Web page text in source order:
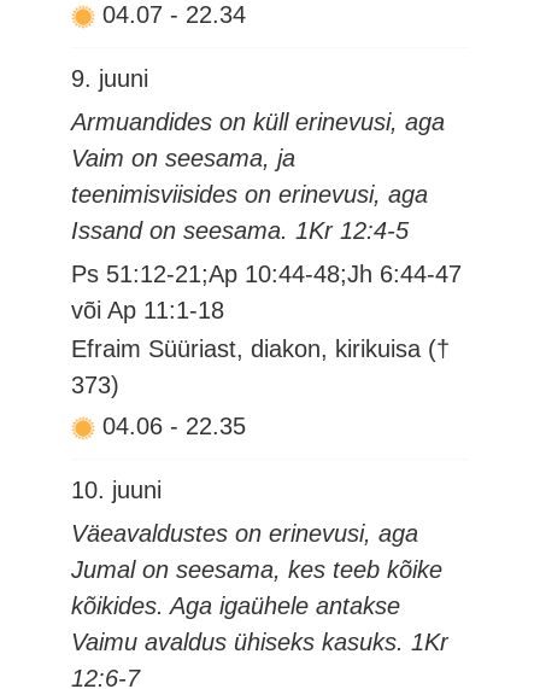
04.07 - 22.34
9. juuni
Armuandides on küll erinevusi, aga
Vaim on seesama, ja
teenimisviisides on erinevusi, aga
Issand on seesama. 1Kr 12:4-5
Ps 51:12-21;Ap 10:44-48;Jh 6:44-47
või Ap 11:1-18
Efraim Süüriast, diakon, kirikuisa (†
373)
04.06 - 22.35
10. juuni
Väeavaldustes on erinevusi, aga
Jumal on seesama, kes teeb kõike
kõikides. Aga igaühele antakse
Vaimu avaldus ühiseks kasuks. 1Kr
12:6-7